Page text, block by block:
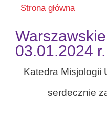
Jesteś tutaj
Strona główna
03.01.2024 r.
Katedra Misjologii
serdecznie